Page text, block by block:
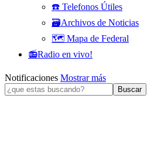
☎️ Telefonos Útiles
🗃️Archivos de Noticias
🗺️ Mapa de Federal
📻Radio en vivo!
Notificaciones Mostrar más